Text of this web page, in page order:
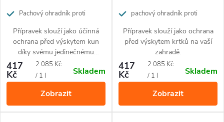
o
d
u
k
t
r
o
d
u
k
Pachový ohradník proti
Přípravek slouží jako účinná
ochrana před výskytem kun
díky svému jedinečnému
složení.
417
Kč
Měrná
cena:
2 085 Kč
/ 1 l
Skladem
Zobrazit
pachový ohradník proti
Přípravek slouží jako ochrana
před výskytem krtků na vaší
zahradě.
417
Kč
Měrná
cena:
2 085 Kč
/ 1 l
Skladem
Zobrazit